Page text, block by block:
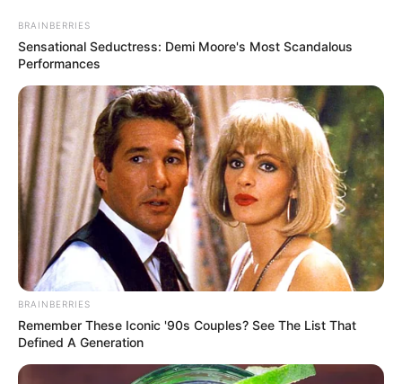
CORONAVIRUS
MANTÉNGASE EN ALERTA
Tenemos todas las noticias que le
interesan. Para estar bien informado, por
favor, active las notificaciones de Alerta.
ACTIVAR AHORA
TEMAS DESTACADOS
BRAINBERRIES
Sensational Seductress: Demi Moore's Most Scandalous
Performances
BRAINBERRIES
Remember These Iconic '90s Couples? See The List That
Defined A Generation